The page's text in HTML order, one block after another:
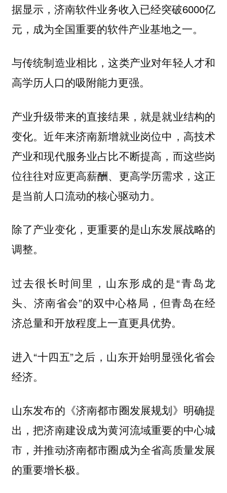
据显示，济南软件业务收入已经突破6000亿
元，成为全国重要的软件产业基地之一。
与传统制造业相比，这类产业对年轻人才和
高学历人口的吸附能力更强。
产业升级带来的直接结果，就是就业结构的
变化。近年来济南新增就业岗位中，高技术
产业和现代服务业占比不断提高，而这些岗
位往往对应更高薪酬、更高学历需求，这正
是当前人口流动的核心驱动力。
除了产业变化，更重要的是山东发展战略的
调整。
过去很长时间里，山东形成的是“青岛龙
头、济南省会”的双中心格局，但青岛在经
济总量和开放程度上一直更具优势。
进入“十四五”之后，山东开始明显强化省会
经济。
山东发布的《济南都市圈发展规划》明确提
出，把济南建设成为黄河流域重要的中心城
市，并推动济南都市圈成为全省高质量发展
的重要增长极。